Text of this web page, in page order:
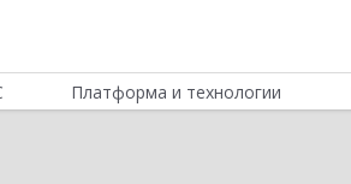
Платформа и технологии